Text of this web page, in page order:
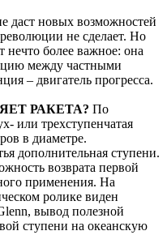
даст новых возможностей
не сделает. Но
нечто более важное: она
между частными
– двигатель прогресса.
РАКЕТА? По
или трехступенчатая
в диаметре.
дополнительная ступени.
возврата первой
применения. На
ролике виден
вывод полезной
ступени на океанскую